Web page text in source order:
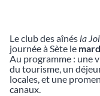
Le club des aînés la
journée à Sète le
Au programme : une
du tourisme, un
locales, et une
canaux.